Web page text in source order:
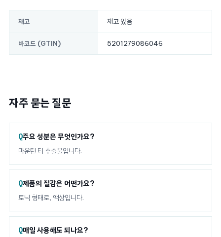
재고 재고 있음
바코드 (GTIN) 5201279086046
자주 묻는 질문
주요 성분은 무엇인가요?
마운틴 티 추출물입니다.
제품의 질감은 어떤가요?
토닉 형태로, 액상입니다.
매일 사용해도 되나요?